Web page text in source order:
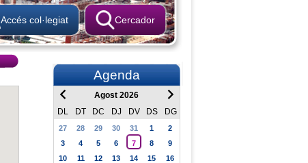
Cercador
Accés col·legiat
Agenda
Agost 2026
DL
DT DC DJ DV DS DG
27 28 29 30 31 1
2
3
4 5 6 7 8
9
10
11 12 13 14 15
16